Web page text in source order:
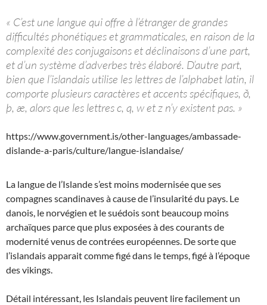
« C’est une langue qui offre à l’étranger de grandes
difficultés phonétiques et grammaticales, en raison de la
complexité des conjugaisons et déclinaisons d’une part,
et d’un système d’adverbes très élaboré. D’autre part,
bien que l’islandais utilise les lettres de l’alphabet latin, il
comporte plusieurs caractères et accents spécifiques, ð,
þ, æ, alors que les lettres c, q, w et z n’y existent pas. »
https://www.government.is/other-languages/ambassade-
dislande-a-paris/culture/langue-islandaise/
La langue de l’Islande s’est moins modernisée que ses
compagnes scandinaves à cause de l’insularité du pays. Le
danois, le norvégien et le suédois sont beaucoup moins
archaïques parce que plus exposées à des courants de
modernité venus de contrées européennes. De sorte que
l’islandais apparait comme figé dans le temps, figé à l’époque
des vikings.
Détail intéressant, les Islandais peuvent lire facilement un